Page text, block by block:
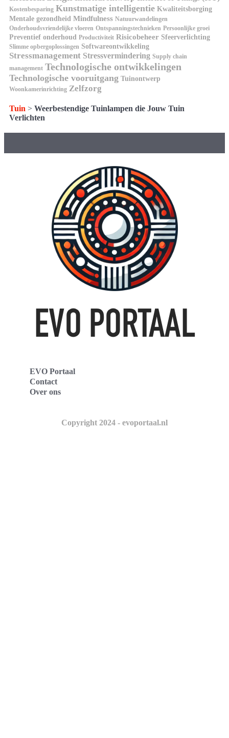
Kostenbesparing Kunstmatige intelligentie Kwaliteitsborging
Mentale gezondheid Mindfulness Natuurwandelingen
Onderhoudsvriendelijke vloeren Ontspanningstechnieken Persoonlijke groei
Preventief onderhoud Productiviteit Risicobeheer Sfeerverlichting
Slimme opbergoplossingen Softwareontwikkeling
Stressmanagement Stressvermindering Supply chain
management Technologische ontwikkelingen
Technologische vooruitgang Tuinontwerp
Woonkamerinrichting Zelfzorg
Tuin > Weerbestendige Tuinlampen die Jouw Tuin
Verlichten
EVO Portaal
Contact
Over ons
Copyright 2024 - evoportaal.nl